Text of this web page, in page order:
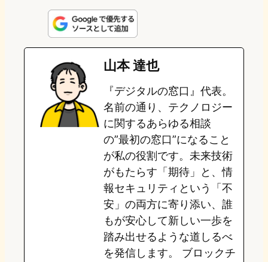
n
e
s
t
o
o
n
u
e
s
k
e
b
o
o
k
e
a
山本 達也
『デジタルの窓口』代表。
名前の通り、テクノロジー
に関するあらゆる相談
の”最初の窓口”になること
が私の役割です。未来技術
がもたらす「期待」と、情
報セキュリティという「不
安」の両方に寄り添い、誰
もが安心して新しい一歩を
踏み出せるような道しるべ
を発信します。 ブロックチ